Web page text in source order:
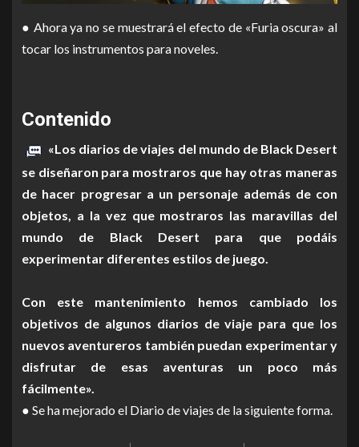
● Ahora ya no se muestrará el efecto de «Furia oscura» al
tocar los instrumentos para noveles.
Contenido
«Los diarios de viajes del mundo de Black Desert
se diseñaron para mostraros que hay otras maneras
de hacer progresar a un personaje además de con
objetos, a la vez que mostraros las maravillas del
mundo de Black Desert para que podáis
experimentar diferentes estilos de juego.
Con este mantenimiento hemos cambiado los
objetivos de algunos diarios de viaje para que los
nuevos aventureros también puedan experimentar y
disfrutar de esas aventuras un poco más
fácilmente».
● Se ha mejorado el Diario de viajes de la siguiente forma.